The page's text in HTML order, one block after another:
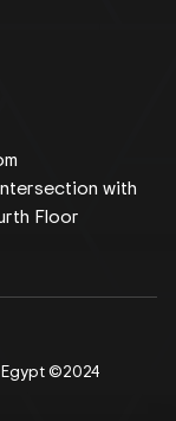
with
Floor
Egypt ©2024